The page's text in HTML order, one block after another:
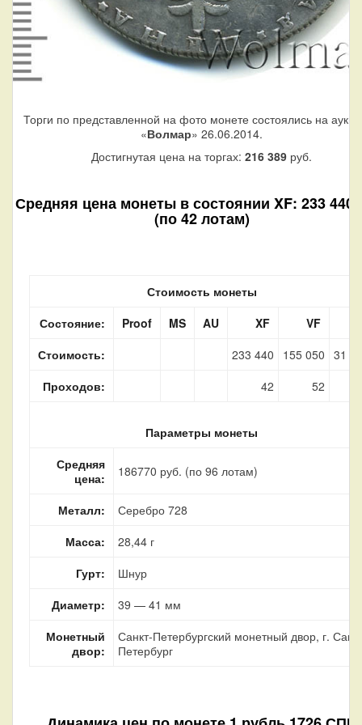
Торги по представленной на фото монете состоялись на
«Волмар» 26.06.2014.
Достигнутая цена на торгах: 216 389 руб.
Средняя цена монеты в состоянии XF: 233 440
(по 42 лотам)
Стоимость монеты
Состояние:
Proof MS AU XF VF
Стоимость:
233 440 155 050 31
Проходов:
42 52
Параметры монеты
Средняя
цена:
186770 руб. (по 96 лотам)
Металл:
Серебро 728
Масса:
28,44 г
Гурт:
Шнур
Диаметр:
39 — 41 мм
Монетный
двор:
Санкт-Петербургский монетный двор, г.
Петербург